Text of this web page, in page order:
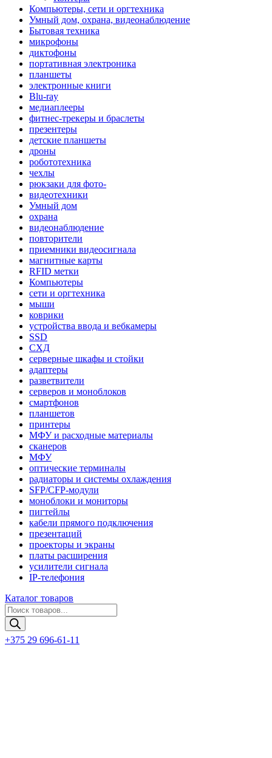
Компьютеры, сети и оргтехника
Умный дом, охрана, видеонаблюдение
Бытовая техника
микрофоны
диктофоны
портативная электроника
планшеты
электронные книги
Blu-ray
медиаплееры
фитнес-трекеры и браслеты
презентеры
детские планшеты
дроны
робототехника
чехлы
рюкзаки для фото-
видеотехники
Умный дом
охрана
видеонаблюдение
повторители
приемники видеосигнала
магнитные карты
RFID метки
Компьютеры
сети и оргтехника
мыши
коврики
устройства ввода и вебкамеры
SSD
СХД
серверные шкафы и стойки
адаптеры
разветвители
серверов и моноблоков
смартфонов
планшетов
принтеры
МФУ и расходные материалы
сканеров
МФУ
оптические терминалы
радиаторы и системы охлаждения
SFP/CFP-модули
моноблоки и мониторы
пигтейлы
кабели прямого подключения
презентаций
проекторы и экраны
платы расширения
усилители сигнала
IP-телефония
Каталог товаров
Поиск
товаров
+375 29 696-61-11